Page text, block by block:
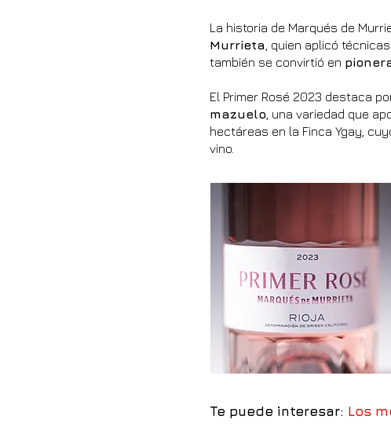
La historia de Marqués de
Murrieta , quien aplicó
también se convirtió en
El Primer Rosé 2023 destaca
mazuelo , una variedad que
hectáreas en la Finca Ygay,
vino.
Te puede interesar: Los